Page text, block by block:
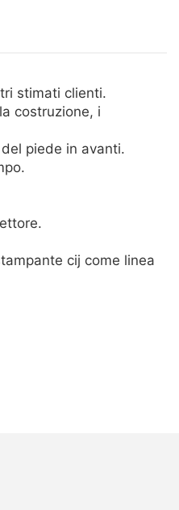
stimati clienti.
costruzione, i
piede in avanti.
cij come linea